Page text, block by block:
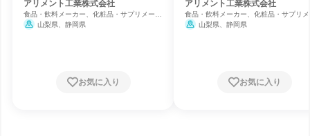
アリメント工業株式会社
食品・飲料メーカー、化粧品・サプリメーカ
ー、製薬山梨県、静岡県
お気に入り
アリメント工業株式会社
食品・飲料メーカー、化粧品・サプリ
ー、製薬山梨県、静岡県
お気に入り